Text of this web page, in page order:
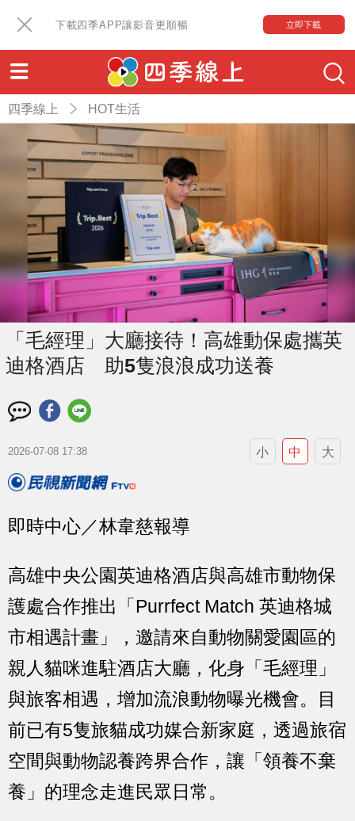
下載四季APP讓影音更順暢 立即下載
四季線上 HOT生活
「毛經理」大廳接待！高雄動保處攜英
迪格酒店 助5隻浪浪成功送養
2026-07-08 17:38 小 中 大
即時中心／林韋慈報導
高雄中央公園英迪格酒店與高雄市動物保
護處合作推出「Purrfect Match 英迪格城
市相遇計畫」，邀請來自動物關愛園區的
親人貓咪進駐酒店大廳，化身「毛經理」
與旅客相遇，增加流浪動物曝光機會。目
前已有5隻旅貓成功媒合新家庭，透過旅宿
空間與動物認養跨界合作，讓「領養不棄
養」的理念走進民眾日常。